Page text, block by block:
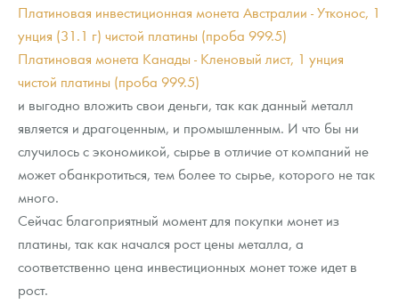
Год Лошади
Флот: ледоколы и корабли
Жетоны "Необыкновенные обитатели глубин"
Ювелирные изделия
Русская нумизматика
Наборы подарочных и коллекционных монет
Монеты
Политика конфиденциальности
Политика использования Cookies
Положение по обработке и защите персональных данных
Письмо директору
Пресс-служба
Платиновая инвестиционная монета Австралии - Утконос, 1
унция (31.1 г) чистой платины (проба 999.5)
Платиновая монета Канады - Кленовый лист, 1 унция
чистой платины (проба 999.5)
и выгодно вложить свои деньги, так как данный металл
является и драгоценным, и промышленным. И что бы ни
случилось с экономикой, сырье в отличие от компаний не
может обанкротиться, тем более то сырье, которого не так
много.
Сейчас благоприятный момент для покупки монет из
платины, так как начался рост цены металла, а
соответственно цена инвестиционных монет тоже идет в
рост.